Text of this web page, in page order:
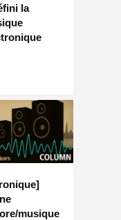
la
musique